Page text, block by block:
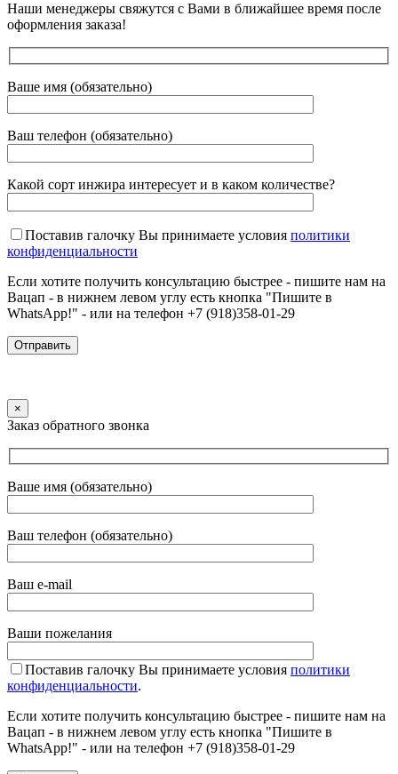
Наши менеджеры свяжутся с Вами в ближайшее время после
оформления заказа!
Ваше имя (обязательно)
Ваш телефон (обязательно)
Какой сорт инжира интересует и в каком количестве?
Поставив галочку Вы принимаете условия политики
конфиденциальности
Если хотите получить консультацию быстрее - пишите нам на
Вацап - в нижнем левом углу есть кнопка "Пишите в
WhatsApp!" - или на телефон +7 (918)358-01-29
×
Заказ обратного звонка
Ваше имя (обязательно)
Ваш телефон (обязательно)
Ваш e-mail
Ваши пожелания
Поставив галочку Вы принимаете условия политики
конфиденциальности.
Если хотите получить консультацию быстрее - пишите нам на
Вацап - в нижнем левом углу есть кнопка "Пишите в
WhatsApp!" - или на телефон +7 (918)358-01-29